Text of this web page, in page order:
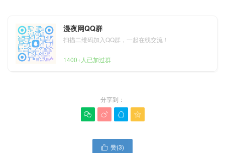
漫夜网QQ群
扫描二维码加入QQ群，一起在线交流！
1400+人已加过群
分享到：
   
 赞(3)